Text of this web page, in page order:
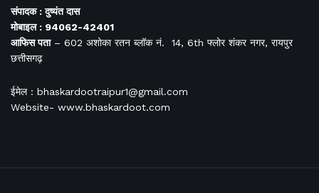
संपादक : दुष्यंत दास
मोबाइल : 94062-42401
आफिसपता– 602 अशोका रतन ब्लॉक नं. 14, 6th फ्लोर शंकर नगर, रायपुर
छत्तीसगढ़
ईमेल : bhaskardootraipur1@gmail.com
Website- www.bhaskardoot.com